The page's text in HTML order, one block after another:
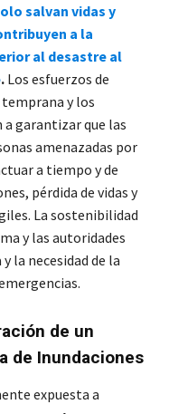
salvan vidas y
a la
al desastre al
. Los esfuerzos de
y los
a garantizar que las
amenazadas por
a tiempo y de
pérdida de vidas y
La sostenibilidad
y las autoridades
la necesidad de la
de un
de Inundaciones
expuesta a